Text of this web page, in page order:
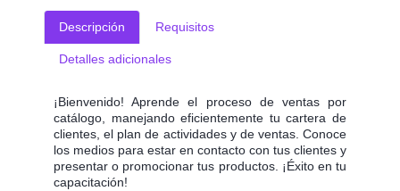
Descripción Requisitos
Detalles adicionales
¡Bienvenido! Aprende el proceso de ventas por
catálogo, manejando eficientemente tu cartera de
clientes, el plan de actividades y de ventas. Conoce
los medios para estar en contacto con tus clientes y
presentar o promocionar tus productos. ¡Éxito en tu
capacitación!